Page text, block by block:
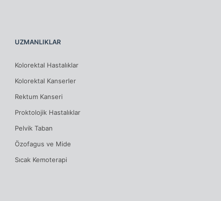
UZMANLIKLAR
Kolorektal Hastalıklar
Kolorektal Kanserler
Rektum Kanseri
Proktolojik Hastalıklar
Pelvik Taban
Özofagus ve Mide
Sıcak Kemoterapi